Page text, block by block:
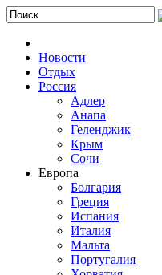
Новости
Отдых
Россия
Адлер
Анапа
Геленджик
Крым
Сочи
Европа
Болгария
Греция
Испания
Италия
Мальта
Португалия